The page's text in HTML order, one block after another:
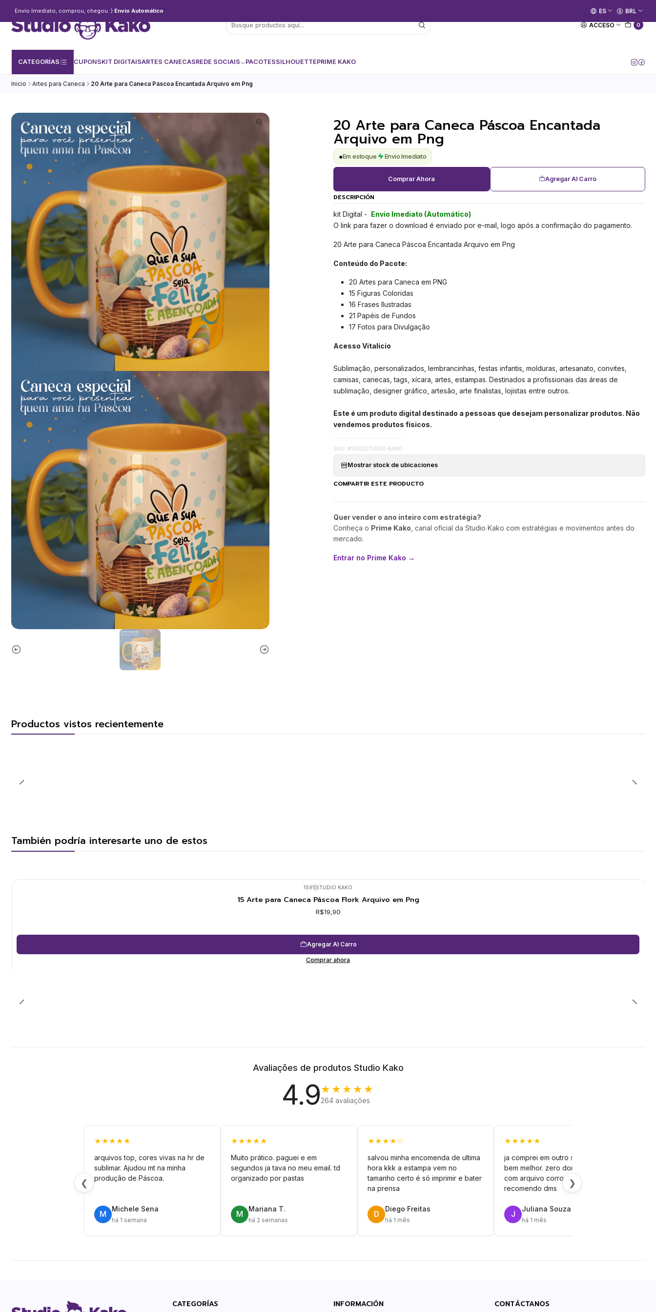
ACCESO 0
CATEGORÍAS CUPONSKIT DIGITAISARTES CANECASREDE SOCIAIS PACOTESSILHOUETTEPRIME KAKO
Envio Imediato, comprou, chegou :) Envio Automático [Entrar no Canal]
ES BRL
Inicio Artes para Caneca 20 Arte para Caneca Páscoa Encantada Arquivo em Png
20 Arte para Caneca Páscoa Encantada
Arquivo em Png
●Em estoque Envio Imediato
Agregar Al Carro
Comprar Ahora
DESCRIPCIÓN
kit Digital - Envio Imediato (Automático)
O link para fazer o download é enviado por e-mail, logo após a confirmação do pagamento.
20 Arte para Caneca Páscoa Encantada Arquivo em Png
Conteúdo do Pacote:
20 Artes para Caneca em PNG
15 Figuras Coloridas
16 Frases Ilustradas
21 Papéis de Fundos
17 Fotos para Divulgação
Acesso Vitalício
Sublimação, personalizados, lembrancinhas, festas infantis, molduras, artesanato, convites,
camisas, canecas, tags, xícara, artes, estampas. Destinados a profissionais das áreas de
sublimação, designer gráfico, artesão, arte finalistas, lojistas entre outros.
Este é um produto digital destinado a pessoas que desejam personalizar produtos. Não
vendemos produtos físicos.
SKU: #1530 STUDIO KAKO
Mostrar stock de ubicaciones
COMPARTIR ESTE PRODUCTO
Quer vender o ano inteiro com estratégia?
Conheça o Prime Kako , canal oficial da Studio Kako com estratégias e movimentos antes do
mercado.
Entrar no Prime Kako →
Productos vistos recientemente
También podría interesarte uno de estos
1591 STUDIO KAKO
15 Arte para Caneca Páscoa Flork Arquivo em Png
R$19,90
Agregar Al Carro
Comprar ahora
Avaliações de produtos Studio Kako
4.9★★★★★
264 avaliações
❮
★★★★★
arquivos top, cores vivas na hr de
sublimar. Ajudou mt na minha
produção de Páscoa.
M
Michele Sena
há 1 semana
★★★★★
Muito prático. paguei e em
segundos ja tava no meu email. td
organizado por pastas
M
Mariana T.
há 2 semanas
★★★★☆
salvou minha encomenda de ultima
hora kkk a estampa vem no
tamanho certo é só imprimir e bater
na prensa
D
Diego Freitas
há 1 mês
★★★★★
ja comprei em outro site mas esse é
bem melhor. zero dor de cabeça
com arquivo corrompido.
recomendo dms
J
Juliana Souza
há 1 mês
❯
CATEGORÍAS INFORMACIÓN CONTÁCTANOS